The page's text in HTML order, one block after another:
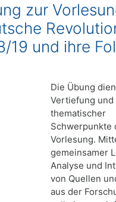
zur
19 und ihre
Die Übung
Vertiefung und
thematischer
Schwerpunkte
Vorlesung.
gemeinsamer
Analyse und
von Quellen
aus der